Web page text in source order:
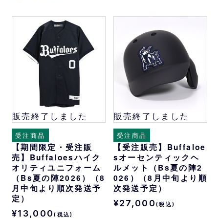
販売終了しました
受注商品
【期間限定・受注販
売】Buffaloesハイク
オリティユニフォーム
（Bs夏の陣2026）（8
月中旬より順次発送予
定）
¥13,000(税込)
販売終了しました
受注商品
【受注販売】Buffaloe
sオーセンティックヘ
ルメット（Bs夏の陣2
026）（8月中旬より順
次発送予定）
¥27,000(税込)